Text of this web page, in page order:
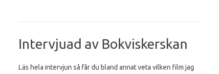
Intervjuad av Bokviskerskan
Läs hela intervjun så får du bland annat veta vilken film jag